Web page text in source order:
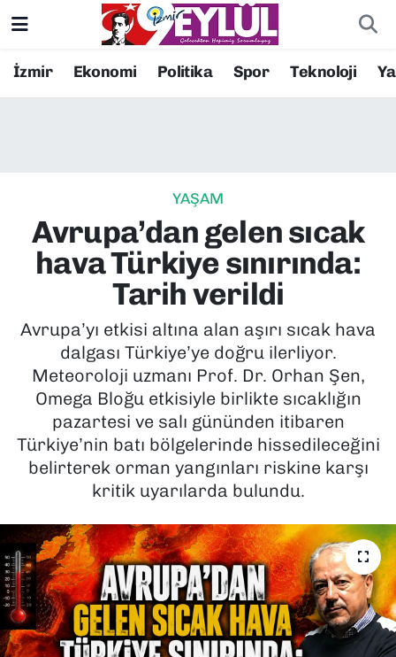
İzmir Ekonomi Politika Spor Teknoloji
YAŞAM
Avrupa’dan gelen sıcak
hava Türkiye sınırında:
Tarih verildi
Avrupa’yı etkisi altına alan aşırı sıcak hava
dalgası Türkiye’ye doğru ilerliyor.
Meteoroloji uzmanı Prof. Dr. Orhan Şen,
Omega Bloğu etkisiyle birlikte sıcaklığın
pazartesi ve salı gününden itibaren
Türkiye’nin batı bölgelerinde hissedileceğini
belirterek orman yangınları riskine karşı
kritik uyarılarda bulundu.
Resmi İlanlar
EKONOMİ
KÜLTÜR SANAT
MAGAZİN
POLİTİKA
SAĞLIK
SPOR
YAŞAM
YEREL YÖNETİMLER
Konak Nöbetçi Eczaneler
Süper Lig Puan Durumu ve Fikstür
Tüm Manşetler
Son Dakika Haberleri
Haber Arşivi